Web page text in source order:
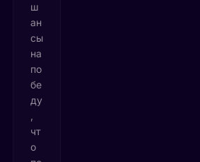
ш
ан
сы
на
по
бе
ду
чт
о